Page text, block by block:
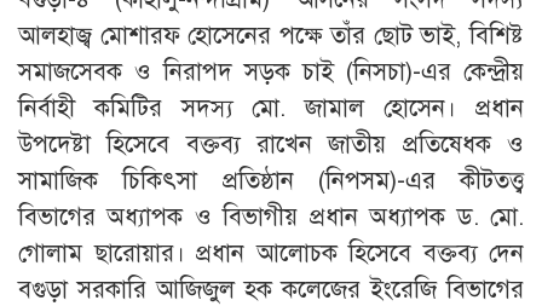
আলহাজ্ব মোশারফ হোসেনের পক্ষে তাঁর ছোট ভাই, বিশিষ্ট
সমাজসেবক ও নিরাপদ সড়ক চাই (নিসচা)-এর কেন্দ্রীয়
নির্বাহী কমিটির সদস্য মো. জামাল হোসেন। প্রধান
উপদেষ্টা হিসেবে বক্তব্য রাখেন জাতীয় প্রতিষেধক ও
সামাজিক চিকিৎসা প্রতিষ্ঠান (নিপসম)-এর কীটতত্ত্ব
বিভাগের অধ্যাপক ও বিভাগীয় প্রধান অধ্যাপক ড. মো.
গোলাম ছারোয়ার। প্রধান আলোচক হিসেবে বক্তব্য দেন
বগুড়া সরকারি আজিজুল হক কলেজের ইংরেজি বিভাগের